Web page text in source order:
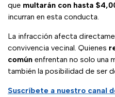
que multarán con hasta
incurran en esta conducta.
La infracción afecta
convivencia vecinal. Quienes
común enfrentan no solo una
también la posibilidad de ser
Suscríbete a nuestro canal